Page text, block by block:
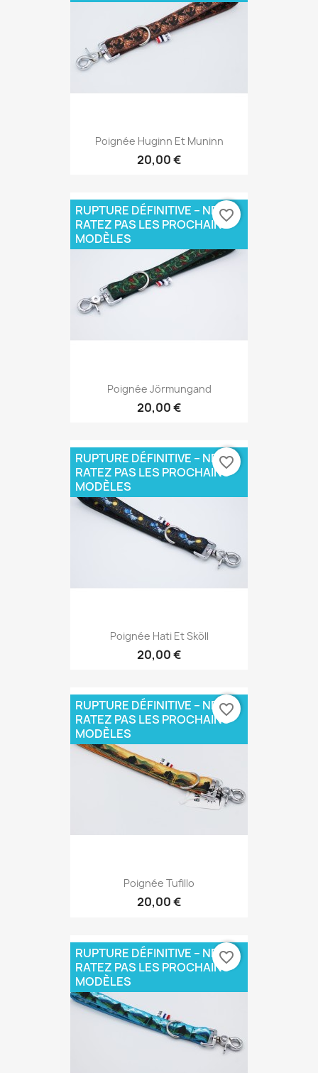
Poignée Huginn Et Muninn
20,00 €
Poignée Jörmungand
20,00 €
RUPTURE DÉFINITIVE – NE
RATEZ PAS LES PROCHAINS
MODÈLES
favorite_border
Poignée Hati Et Sköll
20,00 €
RUPTURE DÉFINITIVE – NE
RATEZ PAS LES PROCHAINS
MODÈLES
favorite_border
Poignée Tufillo
20,00 €
RUPTURE DÉFINITIVE – NE
RATEZ PAS LES PROCHAINS
MODÈLES
favorite_border
RUPTURE DÉFINITIVE – NE
RATEZ PAS LES PROCHAINS
MODÈLES
favorite_border